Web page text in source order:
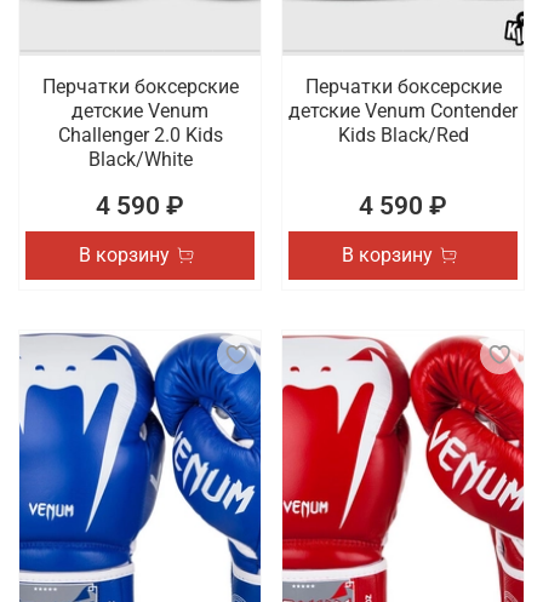
Перчатки боксерские
детские Venum
Challenger 2.0 Kids
Black/White
4 590 ₽
В корзину
Перчатки боксерские
детские Venum Contender
Kids Black/Red
4 590 ₽
В корзину